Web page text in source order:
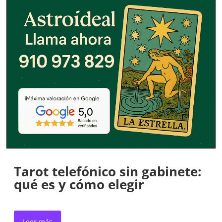
Tarot telefónico sin gabinete:
qué es y cómo elegir